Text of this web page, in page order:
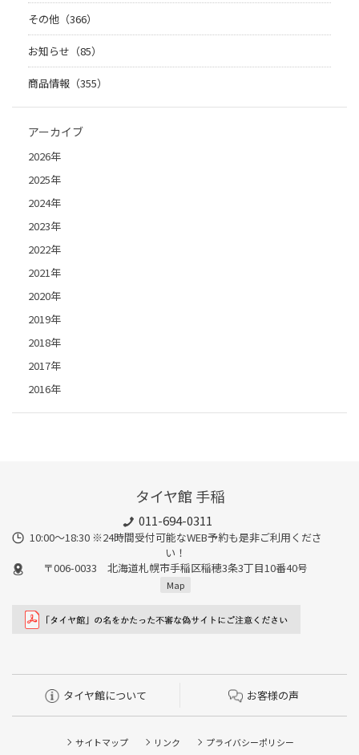
その他（366）
お知らせ（85）
商品情報（355）
アーカイブ
2026年
2025年
2024年
2023年
2022年
2021年
2020年
2019年
2018年
2017年
2016年
タイヤ館 手稲
011-694-0311
10:00～18:30 ※24時間受付可能なWEB予約も是非ご利用くださ
い！
〒006-0033 北海道札幌市手稲区稲穂3条3丁目10番40号
Map
タイヤ館について お客様の声
サイトマップ リンク
プライバシーポリシー